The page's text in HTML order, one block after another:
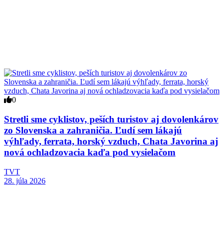
0
Stretli sme cyklistov, peších turistov aj dovolenkárov
zo Slovenska a zahraničia. Ľudí sem lákajú
výhľady, ferrata, horský vzduch, Chata Javorina aj
nová ochladzovacia kaďa pod vysielačom
TVT
28. júla 2026